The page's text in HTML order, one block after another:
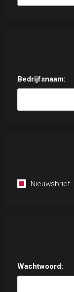
Bedrijfsnaam:
Nieuwsbrief
Wachtwoord: